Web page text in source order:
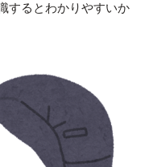
するとわかりやすいか